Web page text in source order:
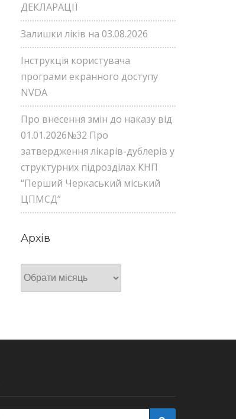
ДЕКЛАРАЦІЇ
Залишки ліків на 03.08.2026
Інструкція користувача
програми екранного доступу
NVDA
Про внесення змін до наказу від
01.01.2026№32 Про
затвердження лікарів-дублерів у
структурних підрозділах КНП
“Перший Черкаський міський
ЦПМСД”
Архів
Архів